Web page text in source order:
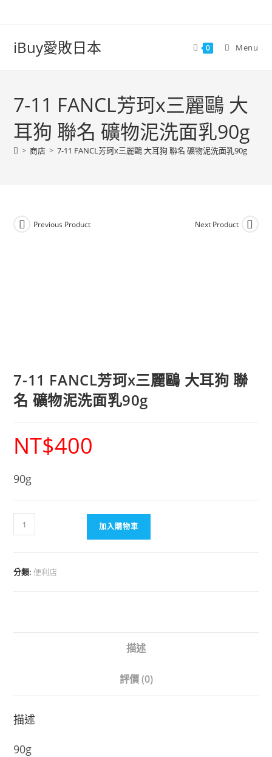
iBuy愛敗日本 0 Menu
7-11 FANCL芳珂x三麗鷗 大
耳狗 聯名 礦物泥洗面乳90g
> 商店 > 7-11 FANCL芳珂x三麗鷗 大耳狗 聯名 礦物泥洗面乳90g
Previous Product Next Product
7-11 FANCL芳珂x三麗鷗 大耳狗 聯
名 礦物泥洗面乳90g
NT$400
90g
加入購物車
分類:便利店
描述
評價 (0)
描述
90g